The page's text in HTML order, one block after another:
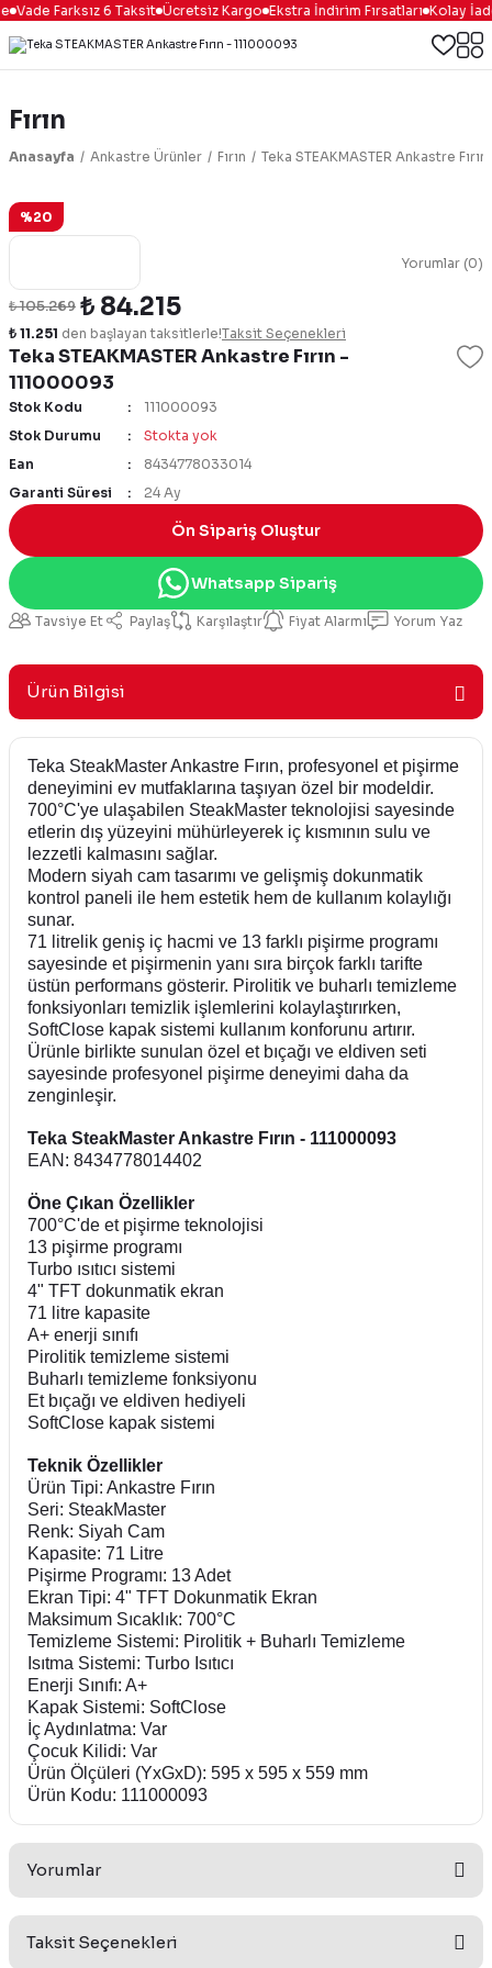
Vade Farksız 6 Taksit Ücretsiz Kargo Ekstra İndirim Fırsatları Kolay
Fırın
Anasayfa Ankastre Ürünler Fırın Teka STEAKMASTER Ankastre
%20
Yorumlar (0)
Teka STEAKMASTER Ankastre Fırın -
111000093
₺ 105.269 ₺ 84.215
₺ 11.251 den başlayan taksitlerle!Taksit Seçenekleri
Stok Kodu
111000093
Stok Durumu
Stokta yok
Ean
8434778033014
Garanti Süresi
24 Ay
Ön Sipariş Oluştur
Whatsapp Sipariş
Tavsiye Et Paylaş Karşılaştır Fiyat Alarmı Yorum Yaz
Ürün Bilgisi
Teka SteakMaster Ankastre Fırın, profesyonel et pişirme
deneyimini ev mutfaklarına taşıyan özel bir modeldir.
700°C'ye ulaşabilen SteakMaster teknolojisi sayesinde
etlerin dış yüzeyini mühürleyerek iç kısmının sulu ve
lezzetli kalmasını sağlar.
Modern siyah cam tasarımı ve gelişmiş dokunmatik
kontrol paneli ile hem estetik hem de kullanım kolaylığı
sunar.
71 litrelik geniş iç hacmi ve 13 farklı pişirme programı
sayesinde et pişirmenin yanı sıra birçok farklı tarifte
üstün performans gösterir. Pirolitik ve buharlı temizleme
fonksiyonları temizlik işlemlerini kolaylaştırırken,
SoftClose kapak sistemi kullanım konforunu artırır.
Ürünle birlikte sunulan özel et bıçağı ve eldiven seti
sayesinde profesyonel pişirme deneyimi daha da
zenginleşir.
Teka SteakMaster Ankastre Fırın - 111000093
EAN: 8434778014402
Öne Çıkan Özellikler
700°C'de et pişirme teknolojisi
13 pişirme programı
Turbo ısıtıcı sistemi
4" TFT dokunmatik ekran
71 litre kapasite
A+ enerji sınıfı
Pirolitik temizleme sistemi
Buharlı temizleme fonksiyonu
Et bıçağı ve eldiven hediyeli
SoftClose kapak sistemi
Teknik Özellikler
Ürün Tipi: Ankastre Fırın
Seri: SteakMaster
Renk: Siyah Cam
Kapasite: 71 Litre
Pişirme Programı: 13 Adet
Ekran Tipi: 4" TFT Dokunmatik Ekran
Maksimum Sıcaklık: 700°C
Temizleme Sistemi: Pirolitik + Buharlı Temizleme
Isıtma Sistemi: Turbo Isıtıcı
Enerji Sınıfı: A+
Kapak Sistemi: SoftClose
İç Aydınlatma: Var
Çocuk Kilidi: Var
Ürün Ölçüleri (YxGxD): 595 x 595 x 559 mm
Ürün Kodu: 111000093
Yorumlar
Taksit Seçenekleri